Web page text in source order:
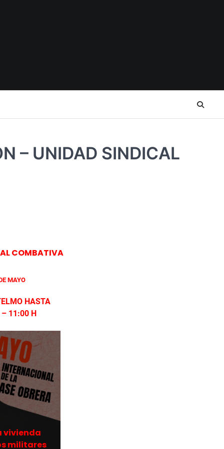
– UNIDAD SINDICAL
COMBATIVA
MAYO
HASTA
11:00 H
vivienda
militares